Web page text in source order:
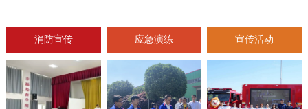
消防宣传 应急演练 宣传活动